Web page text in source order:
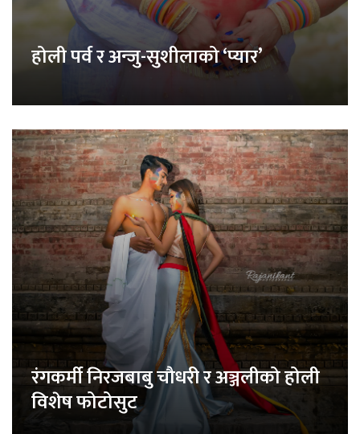
होली पर्व र अन्जु-सुशीलाको ‘प्यार’
रंगकर्मी निरजबाबु चौधरी र अञ्जलीको होली
विशेष फोटोसुट